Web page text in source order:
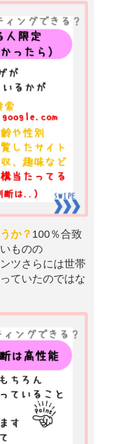
か？ 100％合致
ものの
ツさらには世帯
ていたのではな